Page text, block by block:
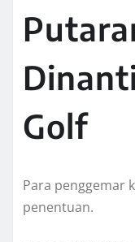
Golf
Para penggemar
penentuan.